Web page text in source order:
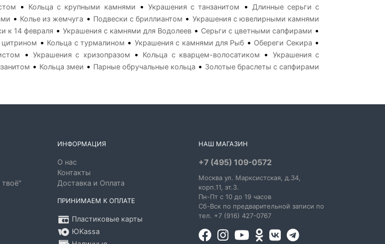
• Кольца с крупными камнями • Украшения с танзанитом •
Длинные серьги с
• Колье из жемчуга • Подвески с бриллиантом • Украшения с ювелирными камнями
к 14 февраля • Украшения с камнями для Водолеев • Серьги с цветными сапфирами •
цитрином • Кольца с турмалином • Украшения с камнями для Рыб • Обереги Секира •
•Украшения с хризопразом • Кольца с кварцем-волосатиком •
Украшения с
• Кольца змеи • Парные обручальные кольца • Золотые браслеты с сапфирами
ИНФОРМАЦИЯ
О нас
Контакты
Доставка и Оплата
ПРИНИМАЕМ К ОПЛАТЕ
Пластиковые карты
ЮKassa
НАШ МАГАЗИН
+7 (495) 109-0572
Москва ул. Марксистская, д.34,
корп.11, эт.3.
Пн-Пт c 10 до 19 часов
Сб-Вск по предварительной записи по
тел. +7 (916) 427-0767